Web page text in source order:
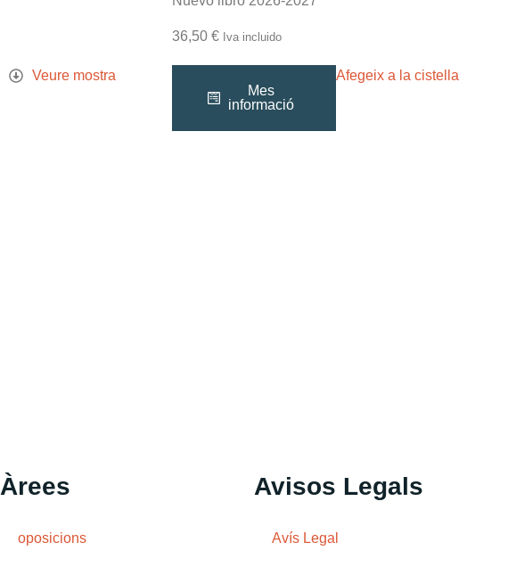
36,50€ Iva incluido
Veure mostra
Mes
informació
Afegeix a la cistella
Àrees
oposicions
Avisos Legals
Avís Legal